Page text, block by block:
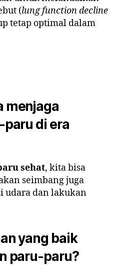
(lung function decline
tetap optimal dalam
menjaga
paru di era
sehat, kita bisa
seimbang juga
udara dan lakukan
yang baik
paru-paru?